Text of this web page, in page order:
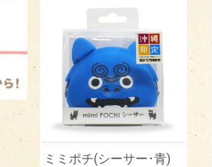
ミミポチ(シーサー･青)